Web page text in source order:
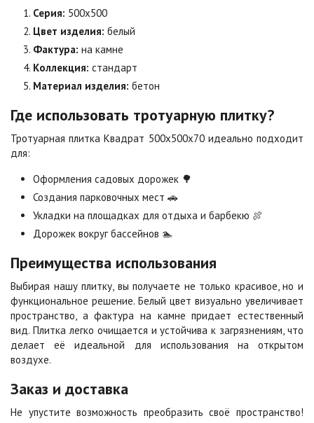
Оранжевая
Цена по запросу
Особая серия
Цена по запросу
Сахара Серая
Серо-белая
Цена по запросу Цена по запросу
Сорренто Степь
Стоун
Цена по запросу
Хаски
Цена по запросу
Черная
Серия: 500х500
Цвет изделия: белый
Фактура: на камне
Коллекция: стандарт
Материал изделия: бетон
Где использовать тротуарную плитку?
Тротуарная плитка Квадрат 500х500х70 идеально подходит
для:
Оформления садовых дорожек 🌳
Создания парковочных мест 🚗
Укладки на площадках для отдыха и барбекю 🍖
Дорожек вокруг бассейнов 🏊
Преимущества использования
Выбирая нашу плитку, вы получаете не только красивое, но и
функциональное решение. Белый цвет визуально увеличивает
пространство, а фактура на камне придает естественный
вид. Плитка легко очищается и устойчива к загрязнениям, что
делает её идеальной для использования на открытом
воздухе.
Заказ и доставка
Не упустите возможность преобразить своё пространство!